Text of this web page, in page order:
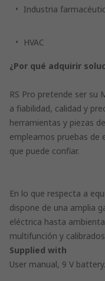
Industria
HVAC
¿Por qué adquirir
RS Pro pretende ser su
a fiabilidad, calidad y
herramientas y piezas
empleamos pruebas de
que puede confiar.
En lo que respecta a
dispone de una amplia
eléctrica hasta
multifunción y
Supplied with
User manual, 9 V battery.